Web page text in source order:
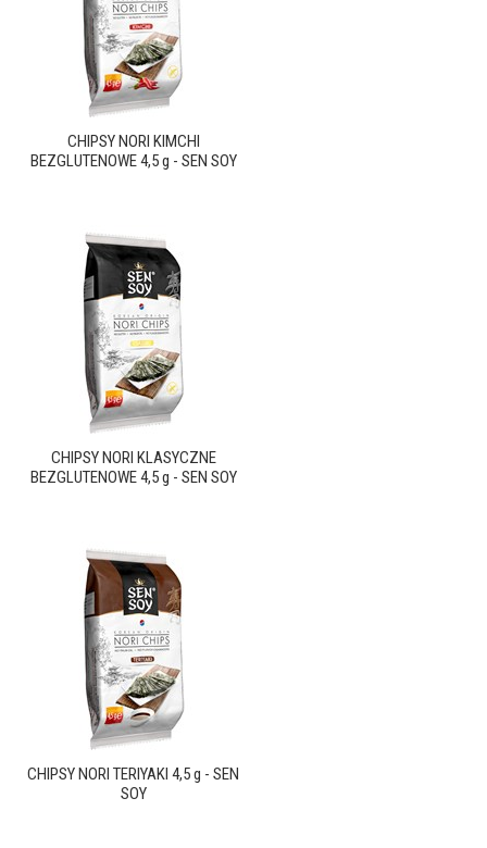
CHIPSY NORI KIMCHI
BEZGLUTENOWE 4,5 g - SEN SOY
CHIPSY NORI KLASYCZNE
BEZGLUTENOWE 4,5 g - SEN SOY
CHIPSY NORI TERIYAKI 4,5 g - SEN
SOY